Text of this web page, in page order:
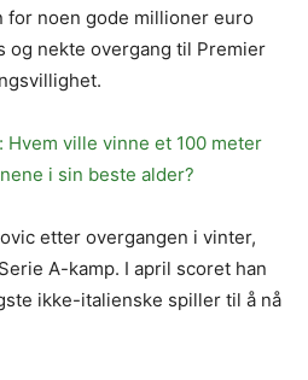
for noen gode millioner euro
og nekte overgang til Premier
Hvem ville vinne et 100 meter
i sin beste alder?
etter overgangen i vinter,
A-kamp. I april scoret han
ikke-italienske spiller til å nå